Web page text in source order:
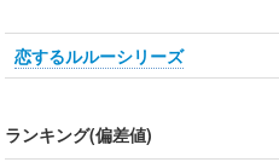
恋するルルーシリーズ
ランキング(偏差値)